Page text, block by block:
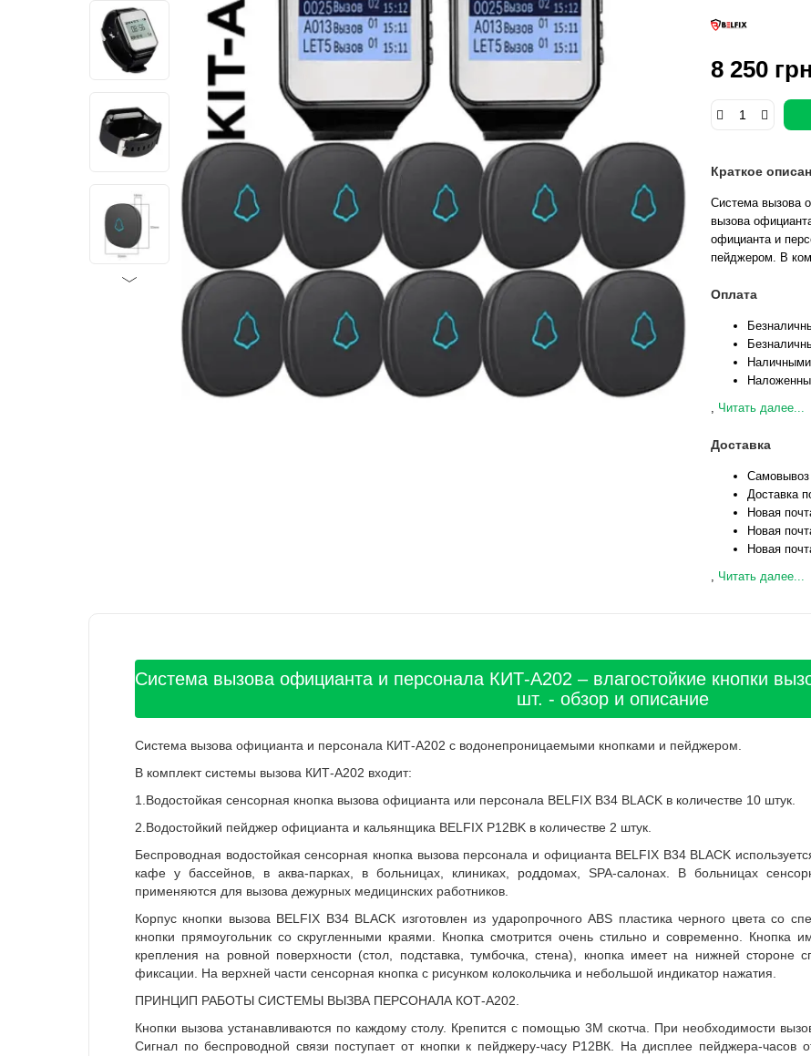
8 250
Краткое
Система вызова
вызова
официанта и
пейджером. В
Оплата
Наличными
, Читать далее...
Доставка
Самовывоз
Доставка
Новая
Новая
Новая
, Читать далее...
Система вызова официанта и персонала КИТ-А202 – влагостойкие кнопки
шт. - обзор и описание
Система вызова официанта и персонала КИТ-А202 с водонепроницаемыми кнопками и пейджером.
В комплект системы вызова КИТ-А202 входит:
1.Водостойкая сенсорная кнопка вызова официанта или персонала BELFIX B34 BLACK в количестве 10 штук.
2.Водостойкий пейджер официанта и кальянщика BELFIX P12BK в количестве 2 штук.
Беспроводная водостойкая сенсорная кнопка вызова персонала и официанта BELFIX B34 BLACK
кафе у бассейнов, в аква-парках, в больницах, клиниках, роддомах, SPA-салонах. В больницах
применяются для вызова дежурных медицинских работников.
Корпус кнопки вызова BELFIX B34 BLACK изготовлен из ударопрочного АВS пластика черного цвета со
кнопки прямоугольник со скругленными краями. Кнопка смотрится очень стильно и современно.
крепления на ровной поверхности (стол, подставка, тумбочка, стена), кнопка имеет на нижней стороне
фиксации. На верхней части сенсорная кнопка с рисунком колокольчика и небольшой индикатор нажатия.
ПРИНЦИП РАБОТЫ СИСТЕМЫ ВЫЗВА ПЕРСОНАЛА КОТ-А202.
Кнопки вызова устанавливаются по каждому столу. Крепится с помощью 3М скотча. При необходимости
Сигнал по беспроводной связи поступает от кнопки к пейджеру-часу Р12ВК. На дисплее пейджера-часов